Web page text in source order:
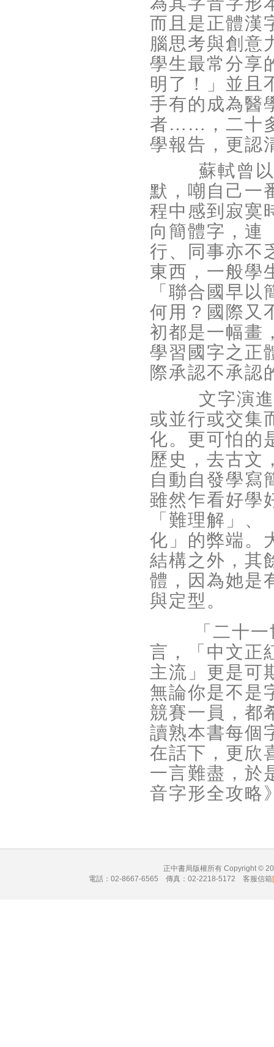
而且是正體漢
腦思考與創意
學生最常分享
明了！」並且
手有的成為醫
者……，二十
學報告，更認
蘇軾曾
默，嘲自己一
程中感到寂寞
向簡體字，連
行、同事亦不
東西，一般學
「聯合國早
何用？國際又
初都是一幅畫
學習國字之正
際承認不承認
文字演
或並行或交集
化。更可怕的
歷史，去古文
自動自發學寫
雖然乍看好學
「難理解」
化」的弊端。
結構之外，其
體，因為她是
與定型。
「二十
言，「中文正
主流」更是可
無論你是不是
競賽一員，都
讀熟本書每個
在話下，更欣
一言難盡，於
音字形全攻略
正中書局版權所有 Copyright ©
電話：02-8667-6565 傳真：02-2218-5172 客服信箱